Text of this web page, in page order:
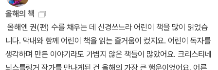
겨울을 버티는 고양이들을 보면서 짠하기도 했고요. 웃음으로 겨울의
시골 생활이 쉽지 않다는 것을 보여주었지만, 실제 작가가 얼마나 현
실과 이상의 괴리에 고통을 받고 있는지가 느껴졌습니다. 하지만 온
세상을 뒤덮은 아름다운 겨울산을 바라보며, 자신이 진짜로 원했던
삶에 대해서 다시 한번 생각하고 고민했던 해답을 얻게 되면서 마음
올해의 책
올해엔 권(편) 수를 채우는 데 신경쓰느라 어린이 책을 많이 읽었습
니다. 막내와 함께 어린이 책을 읽는 즐거움이 컸지요. 어린이 독자를
생각하며 만든 이야기라도 가볍지 않은 책들이 많았어요. 크리스티네
뇌스틀링거 작가를 만나게된 건 올해의 가장 큰 행운이었어요. 어른